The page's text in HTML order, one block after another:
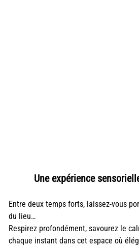
Une expérience
Entre deux temps forts, laissez-vous
du lieu…
Respirez profondément, savourez le
chaque instant dans cet espace où